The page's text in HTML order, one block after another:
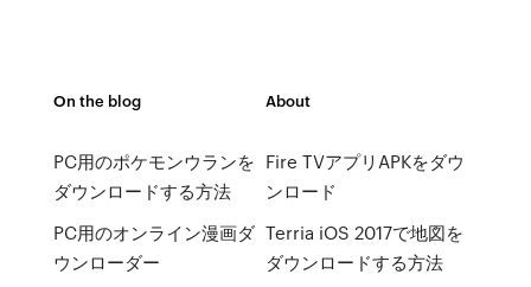
On the blog
PC用のポケモンウランを
ダウンロードする方法
PC用のオンライン漫画ダ
ウンローダー
About
Fire TVアプリAPKをダウ
ンロード
Terria iOS 2017で地図を
ダウンロードする方法